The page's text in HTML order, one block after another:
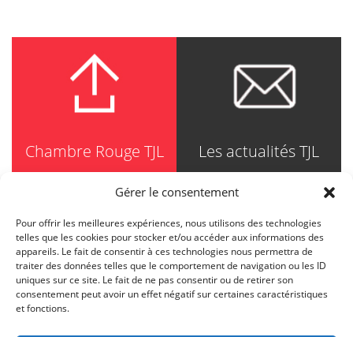
Gérer le consentement
Pour offrir les meilleures expériences, nous utilisons des technologies
telles que les cookies pour stocker et/ou accéder aux informations des
appareils. Le fait de consentir à ces technologies nous permettra de
traiter des données telles que le comportement de navigation ou les ID
uniques sur ce site. Le fait de ne pas consentir ou de retirer son
consentement peut avoir un effet négatif sur certaines caractéristiques
et fonctions.
Chambre Rouge TJL Les actualités TJL
TRUDEL JOHNSTON & LESPÉRANCE
Avocats / Barristers & Solicitors
750, Côte de la Place d'Armes, Suite 90
Montréal (Quebec) H2Y 2X8
T514 871-8385
1-844-588-8385